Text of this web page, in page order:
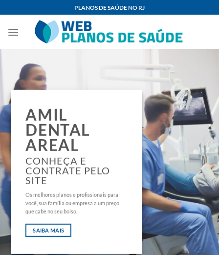
content
PLANOS DE SAÚDE NO RJ
AMIL
DENTAL
AREAL
CONHEÇA E
CONTRATE PELO
SITE
Os melhores planos e profissionais para
você, sua família ou empresa a um preço
que cabe no seu bolso.
SAIBA MAIS